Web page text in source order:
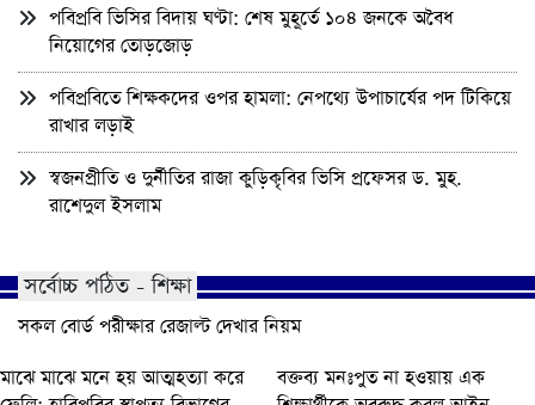
পবিপ্রবি ভিসির বিদায় ঘণ্টা: শেষ মুহূর্তে ১০৪ জনকে অবৈধ
নিয়োগের তোড়জোড়
পবিপ্রবিতে শিক্ষকদের ওপর হামলা: নেপথ্যে উপাচার্যের পদ টিকিয়ে
রাখার লড়াই
স্বজনপ্রীতি ও দুর্নীতির রাজা কুড়িকৃবির ভিসি প্রফেসর ড. মুহ.
রাশেদুল ইসলাম
সর্বোচ্চ পঠিত - শিক্ষা
সকল বোর্ড পরীক্ষার রেজাল্ট দেখার নিয়ম
মাঝে মাঝে মনে হয় আত্মহত্যা করে
বক্তব্য মনঃপুত না হওয়ায় এক